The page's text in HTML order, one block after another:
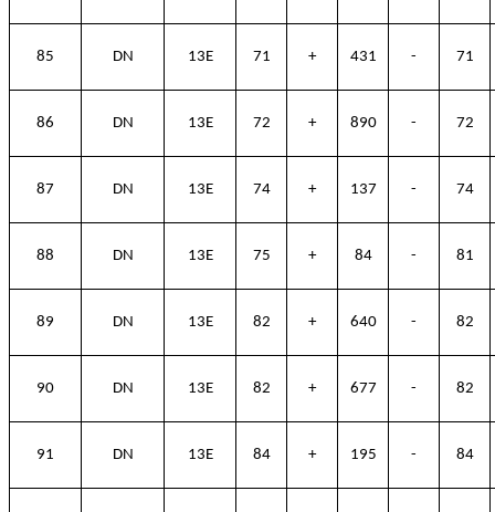
85 DN 13E 71 + 431 - 71
86 DN 13E 72 + 890 - 72
87 DN 13E 74 + 137 - 74
88 DN 13E 75 + 84 - 81
89 DN 13E 82 + 640 - 82
90 DN 13E 82 + 677 - 82
91 DN 13E 84 + 195 - 84